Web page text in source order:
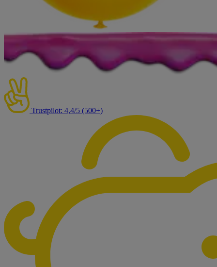
Trustpilot: 4,4/5 (500+)